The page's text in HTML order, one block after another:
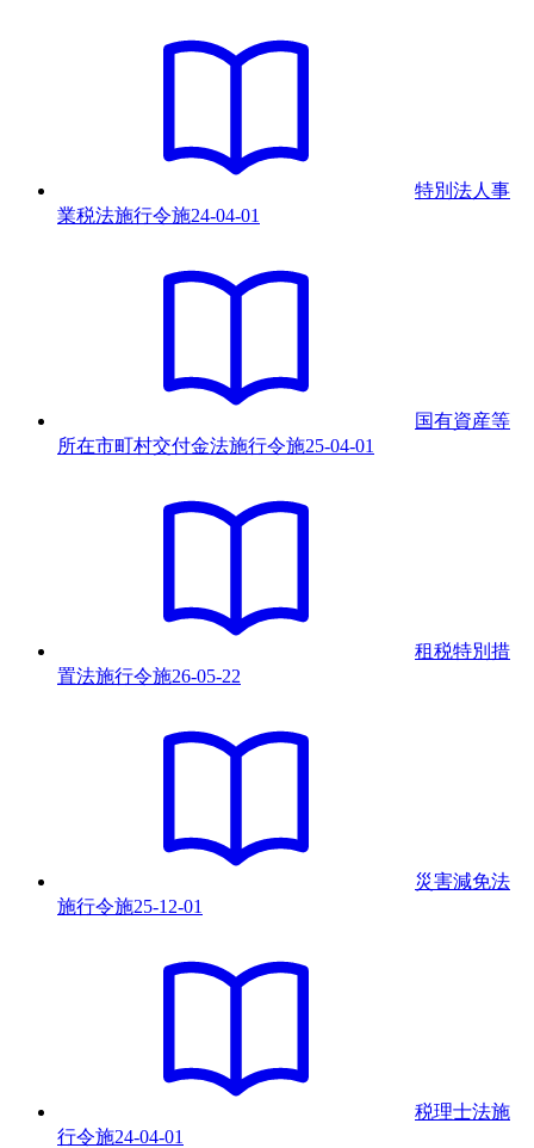
特別法人事
業税法施行令施24-04-01
国有資産等
所在市町村交付金法施行令施25-04-01
租税特別措
置法施行令施26-05-22
災害減免法
施行令施25-12-01
税理士法施
行令施24-04-01